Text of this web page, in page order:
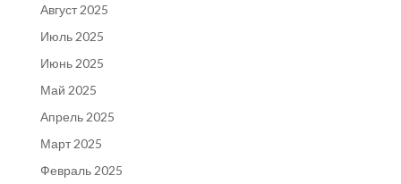
Август 2025
Июль 2025
Июнь 2025
Май 2025
Апрель 2025
Март 2025
Февраль 2025